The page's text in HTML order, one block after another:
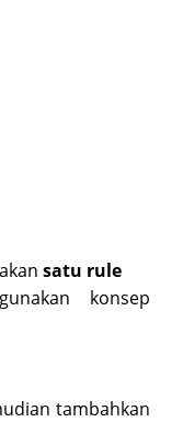
satu rule
konsep
tambahkan